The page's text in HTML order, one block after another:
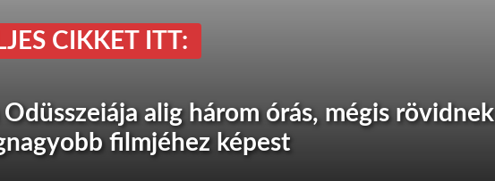
CIKKET ITT:
alig három órás, mégis rövidnek
filmjéhez képest